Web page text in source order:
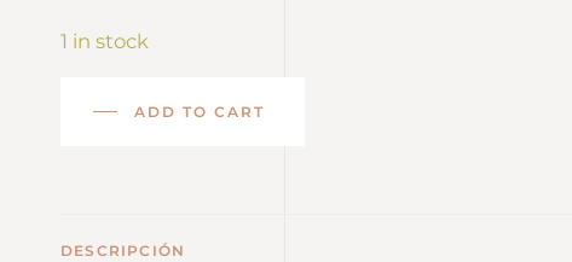
1 in stock
ADD TO CART
DESCRIPCIÓN